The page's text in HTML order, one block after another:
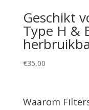
Geschikt
Type H &
€35,00
Waarom